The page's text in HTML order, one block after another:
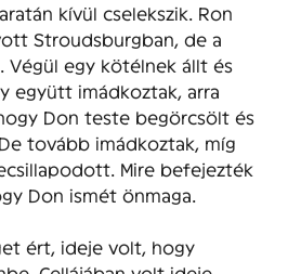
kívül cselekszik. Ron
Stroudsburgban, de a
egy kötélnek állt és
együtt imádkoztak, arra
Don teste begörcsölt és
tovább imádkoztak, míg
Mire befejezték
Don ismét önmaga.
ért, ideje volt, hogy